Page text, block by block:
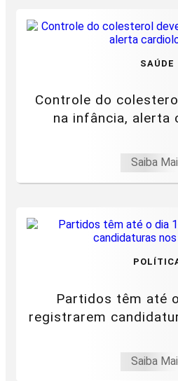
SAÚDE
Controle do
na infância, alerta
Saiba
Partidos têm até
registrarem
Saiba